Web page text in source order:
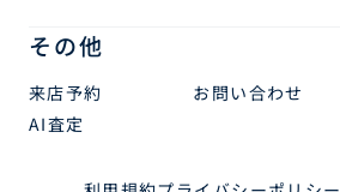
その他
来店予約 お問い合わせ
AI査定